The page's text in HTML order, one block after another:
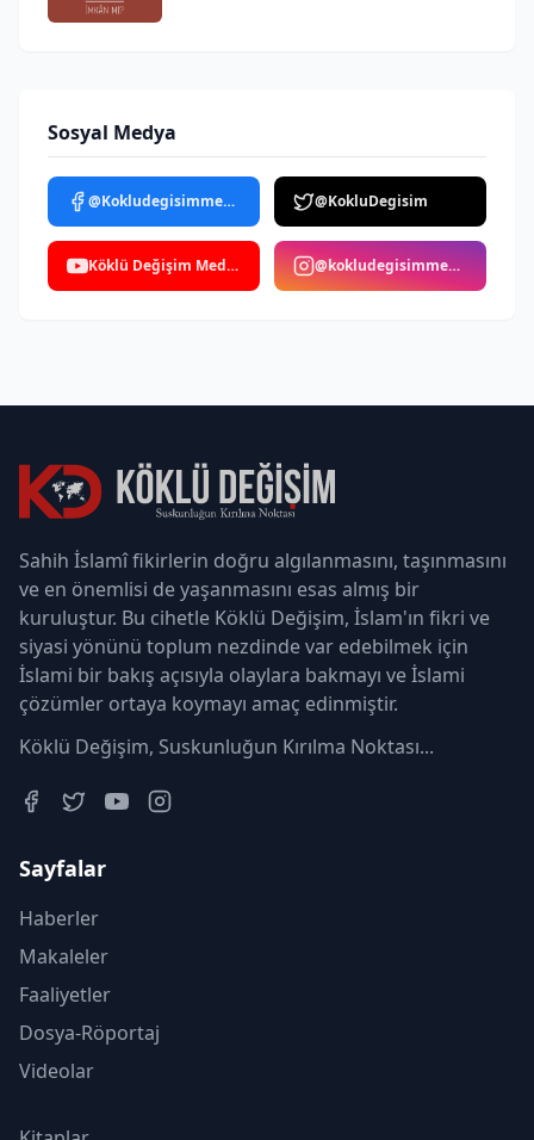
Sosyal Medya
@Kokludegisimmedya @KokluDegisim
Köklü Değişim Medya @kokludegisimmedya
Sahih İslamî fikirlerin doğru algılanmasını, taşınmasını
ve en önemlisi de yaşanmasını esas almış bir
kuruluştur. Bu cihetle Köklü Değişim, İslam'ın fikri ve
siyasi yönünü toplum nezdinde var edebilmek için
İslami bir bakış açısıyla olaylara bakmayı ve İslami
çözümler ortaya koymayı amaç edinmiştir.
Köklü Değişim, Suskunluğun Kırılma Noktası...
Sayfalar
Haberler
Makaleler
Faaliyetler
Dosya-Röportaj
Videolar